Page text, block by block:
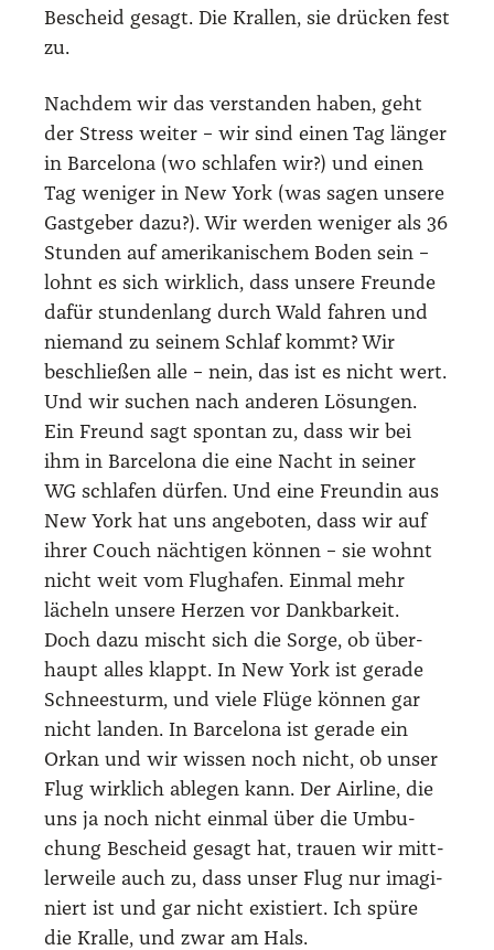
Bescheid gesagt. Die Kral­len, sie drü­cken fest
zu.
Nach­dem wir das ver­stan­den haben, geht
der Stress wei­ter – wir sind einen Tag län­ger
in Bar­ce­lo­na (wo schla­fen wir?) und einen
Tag weni­ger in New York (was sagen unse­re
Gast­ge­ber dazu?). Wir wer­den weni­ger als 36
Stun­den auf ame­ri­ka­ni­schem Boden sein –
lohnt es sich wirk­lich, dass unse­re Freun­de
dafür stun­den­lang durch Wald fah­ren und
nie­mand zu sei­nem Schlaf kommt? Wir
beschlie­ßen alle – nein, das ist es nicht wert.
Und wir suchen nach ande­ren Lösun­gen.
Ein Freund sagt spon­tan zu, dass wir bei
ihm in Bar­ce­lo­na die eine Nacht in sei­ner
WG schla­fen dür­fen. Und eine Freun­din aus
New York hat uns ange­bo­ten, dass wir auf
ihrer Couch näch­ti­gen kön­nen – sie wohnt
nicht weit vom Flug­ha­fen. Ein­mal mehr
lächeln unse­re Her­zen vor Dank­bar­keit.
Doch dazu mischt sich die Sor­ge, ob über­
haupt alles klappt. In New York ist gera­de
Schnee­sturm, und vie­le Flü­ge kön­nen gar
nicht lan­den. In Bar­ce­lo­na ist gera­de ein
Orkan und wir wis­sen noch nicht, ob unser
Flug wirk­lich able­gen kann. Der Air­line, die
uns ja noch nicht ein­mal über die Umbu­
chung Bescheid gesagt hat, trau­en wir mitt­
ler­wei­le auch zu, dass unser Flug nur ima­gi­
niert ist und gar nicht exis­tiert. Ich spü­re
die Kral­le, und zwar am Hals.